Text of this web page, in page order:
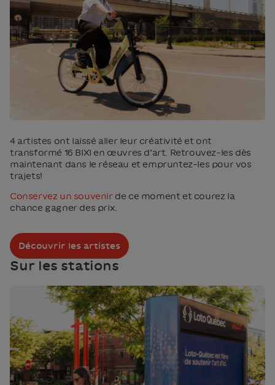
4 artistes ont laissé aller leur créativité et ont
transformé 16 BIXI en œuvres d’art. Retrouvez-les dès
maintenant dans le réseau et empruntez-les pour vos
trajets!
Conservez un souvenirde ce moment et courez la
chance gagner des prix.
Découvrir les artistes
Sur les stations